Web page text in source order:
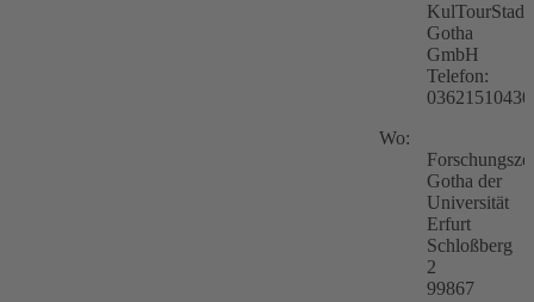
KulTourStadt
Gotha
GmbH
Telefon:
03621510430
Wo:
Gotha der
Universität
Erfurt
Schloßberg
2
99867